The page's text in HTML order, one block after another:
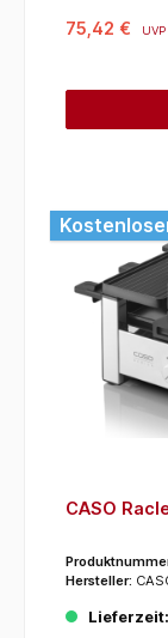
75,42 € UVP
CASO
Hersteller:
Lieferzeit: